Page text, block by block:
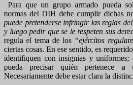
Para que un grupo armado pueda
normas del DIH debe cumplir dichas
puede pretenderse infringir las reglas
y luego pedir que se le respeten sus
regula el tema de los “ejércitos
ciertas cosas. En ese sentido, es
identifiquen con insignias y uniformes;
pueda precisar quién pertenece a
Necesariamente debe estar clara la